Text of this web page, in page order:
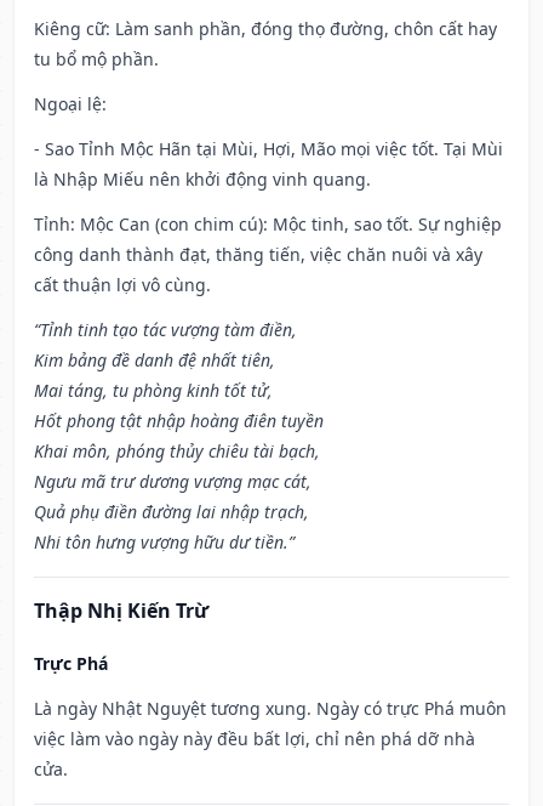
Kiêng cữ: Làm sanh phần, đóng thọ đường, chôn cất hay
tu bổ mộ phần.
Ngoại lệ:
- Sao Tỉnh Mộc Hãn tại Mùi, Hợi, Mão mọi việc tốt. Tại Mùi
là Nhập Miếu nên khởi động vinh quang.
Tỉnh: Mộc Can (con chim cú): Mộc tinh, sao tốt. Sự nghiệp
công danh thành đạt, thăng tiến, việc chăn nuôi và xây
cất thuận lợi vô cùng.
“Tỉnh tinh tạo tác vượng tàm điền,
Kim bảng đề danh đệ nhất tiên,
Mai táng, tu phòng kinh tốt tử,
Hốt phong tật nhập hoàng điên tuyền
Khai môn, phóng thủy chiêu tài bạch,
Ngưu mã trư dương vượng mạc cát,
Quả phụ điền đường lai nhập trạch,
Nhi tôn hưng vượng hữu dư tiền.”
Thập Nhị Kiến Trừ
Trực Phá
Là ngày Nhật Nguyệt tương xung. Ngày có trực Phá muôn
việc làm vào ngày này đều bất lợi, chỉ nên phá dỡ nhà
cửa.